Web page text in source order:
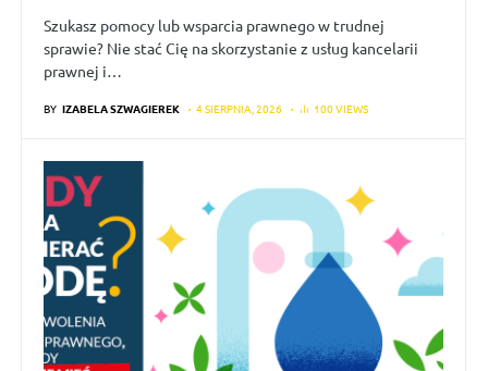
Szukasz pomocy lub wsparcia prawnego w trudnej
sprawie? Nie stać Cię na skorzystanie z usług kancelarii
prawnej i…
BY IZABELA SZWAGIEREK 4 SIERPNIA, 2026 100 VIEWS